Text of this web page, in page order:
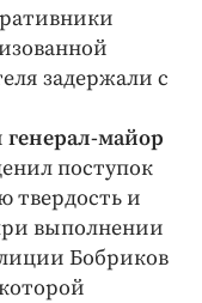
задержали с
генерал-майор
поступок
твердость и
выполнении
Бобриков